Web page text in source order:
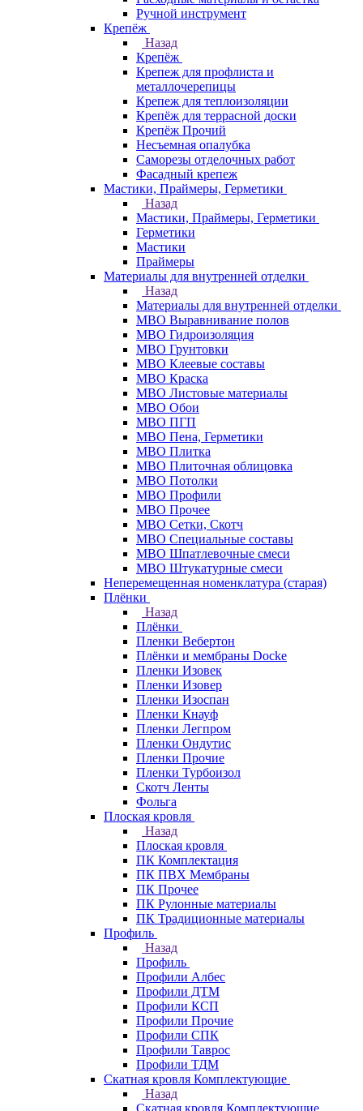
Ручной инструмент
Крепёж
Назад
Крепёж
Крепеж для профлиста и
металлочерепицы
Крепеж для теплоизоляции
Крепёж для террасной доски
Крепёж Прочий
Несъемная опалубка
Саморезы отделочных работ
Фасадный крепеж
Мастики, Праймеры, Герметики
Назад
Мастики, Праймеры, Герметики
Герметики
Мастики
Праймеры
Материалы для внутренней отделки
Назад
Материалы для внутренней отделки
МВО Выравнивание полов
МВО Гидроизоляция
МВО Грунтовки
МВО Клеевые составы
МВО Краска
МВО Листовые материалы
МВО Обои
МВО ПГП
МВО Пена, Герметики
МВО Плитка
МВО Плиточная облицовка
МВО Потолки
МВО Профили
МВО Прочее
МВО Сетки, Скотч
МВО Специальные составы
МВО Шпатлевочные смеси
МВО Штукатурные смеси
Неперемещенная номенклатура (старая)
Плёнки
Назад
Плёнки
Пленки Вебертон
Плёнки и мембраны Docke
Пленки Изовек
Пленки Изовер
Пленки Изоспан
Пленки Кнауф
Пленки Легпром
Пленки Ондутис
Пленки Прочие
Пленки Турбоизол
Скотч Ленты
Фольга
Плоская кровля
Назад
Плоская кровля
ПК Комплектация
ПК ПВХ Мембраны
ПК Прочее
ПК Рулонные материалы
ПК Традиционные материалы
Профиль
Назад
Профиль
Профили Албес
Профили ДТМ
Профили КСП
Профили Прочие
Профили СПК
Профили Таврос
Профили ТДМ
Скатная кровля Комплектующие
Назад
Скатная кровля Комплектующие